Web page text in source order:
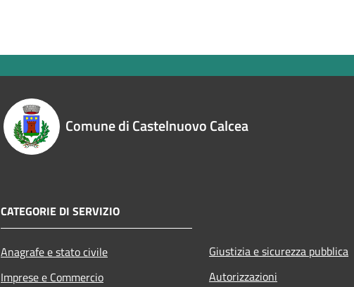
Comune di Castelnuovo Calcea
CATEGORIE DI SERVIZIO
Anagrafe e stato civile
Imprese e Commercio
Giustizia e sicurezza pubblica
Autorizzazioni